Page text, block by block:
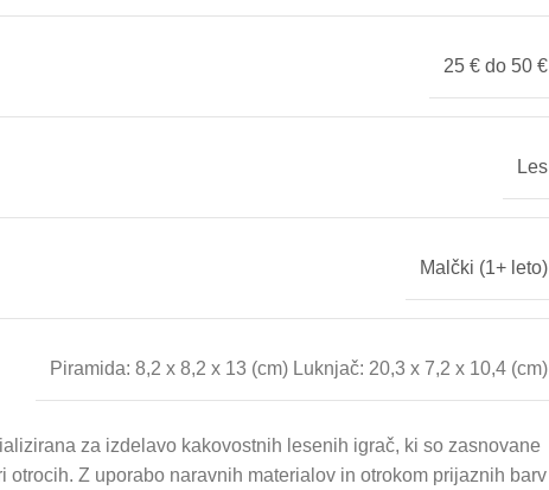
25 € do 50 €
Les
Malčki (1+ leto)
Piramida: 8,2 x 8,2 x 13 (cm) Luknjač: 20,3 x 7,2 x 10,4 (cm)
za izdelavo kakovostnih lesenih igrač, ki so zasnovane
Z uporabo naravnih materialov in otrokom prijaznih barv